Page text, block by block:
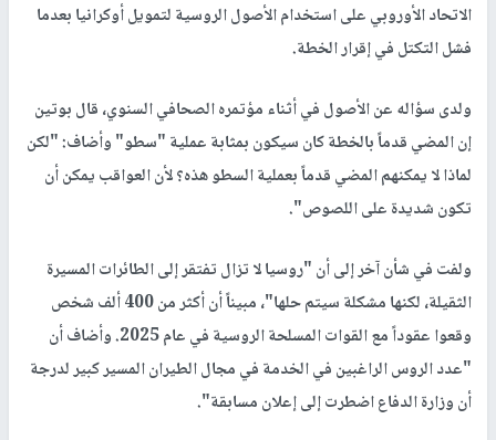
الاتحاد الأوروبي على استخدام الأصول الروسية لتمويل أوكرانيا بعدما
فشل التكتل في إقرار الخطة.
ولدى سؤاله عن الأصول في أثناء مؤتمره الصحافي السنوي، قال بوتين
إن المضي قدماً بالخطة كان سيكون بمثابة عملية "سطو" وأضاف: "لكن
لماذا لا يمكنهم المضي قدماً بعملية السطو هذه؟ لأن العواقب يمكن أن
تكون شديدة على اللصوص".
ولفت في شأن آخر إلى أن "روسيا لا تزال تفتقر إلى الطائرات المسيرة
الثقيلة، لكنها مشكلة سيتم حلها"، مبيناً أن أكثر من 400 ألف شخص
وقعوا عقوداً مع القوات المسلحة الروسية في عام 2025. وأضاف أن
"عدد الروس الراغبين في الخدمة في مجال الطيران المسير كبير لدرجة
أن وزارة الدفاع اضطرت إلى إعلان مسابقة".